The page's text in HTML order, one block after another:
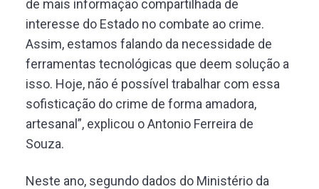
de mais informação compartilhada de
interesse do Estado no combate ao crime.
Assim, estamos falando da necessidade de
ferramentas tecnológicas que deem solução a
isso. Hoje, não é possível trabalhar com essa
sofisticação do crime de forma amadora,
artesanal”, explicou o Antonio Ferreira de
Souza.
Neste ano, segundo dados do Ministério da